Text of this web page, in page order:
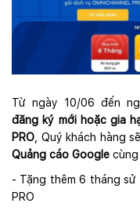
Từ ngày 10/06 đến
đăng ký mới hoặc gia
PRO , Quý khách hàng
Quảng cáo Google
- Tặng thêm 6 tháng sử
PRO